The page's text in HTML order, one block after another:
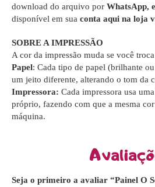
download do arquivo por WhatsApp,
disponível em sua conta aqui na loja
SOBRE A IMPRESSÃO
A cor da impressão muda se você
Papel: Cada tipo de papel (brilhante
um jeito diferente, alterando o tom da
Impressora: Cada impressora usa
próprio, fazendo com que a mesma
máquina.
Seja o primeiro a avaliar “Painel O